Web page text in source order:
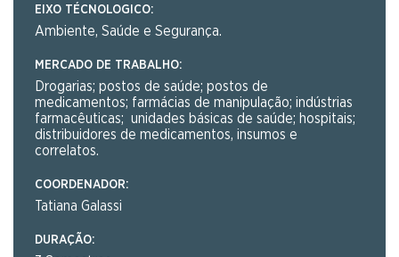
EIXO TÉCNOLOGICO:
Ambiente, Saúde e Segurança.
MERCADO DE TRABALHO:
Drogarias; postos de saúde; postos de
medicamentos; farmácias de manipulação; indústrias
farmacêuticas; unidades básicas de saúde; hospitais;
distribuidores de medicamentos, insumos e
correlatos.
COORDENADOR:
Tatiana Galassi
DURAÇÃO: